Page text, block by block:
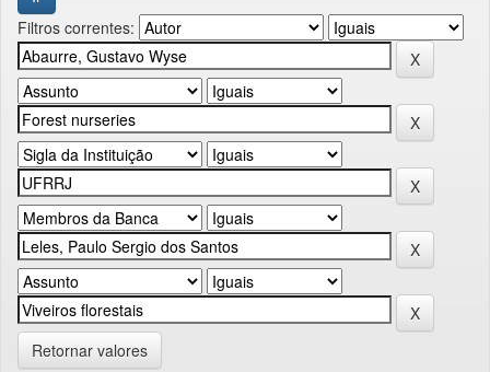
Filtros correntes:
Retornar valores